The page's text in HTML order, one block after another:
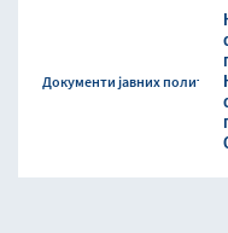
Документи јавних политика